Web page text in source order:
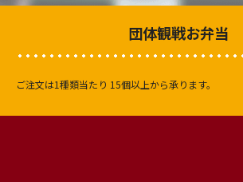
団体観戦お弁当
ご注文は1種類当たり 15個以上から承ります。